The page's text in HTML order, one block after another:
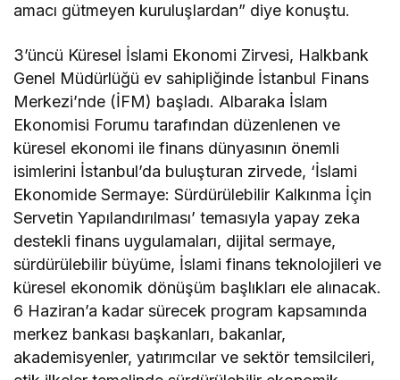
amacı gütmeyen kuruluşlardan” diye konuştu.
3’üncü Küresel İslami Ekonomi Zirvesi, Halkbank
Genel Müdürlüğü ev sahipliğinde İstanbul Finans
Merkezi’nde (İFM) başladı. Albaraka İslam
Ekonomisi Forumu tarafından düzenlenen ve
küresel ekonomi ile finans dünyasının önemli
isimlerini İstanbul’da buluşturan zirvede, ‘İslami
Ekonomide Sermaye: Sürdürülebilir Kalkınma İçin
Servetin Yapılandırılması’ temasıyla yapay zeka
destekli finans uygulamaları, dijital sermaye,
sürdürülebilir büyüme, İslami finans teknolojileri ve
küresel ekonomik dönüşüm başlıkları ele alınacak.
6 Haziran’a kadar sürecek program kapsamında
merkez bankası başkanları, bakanlar,
akademisyenler, yatırımcılar ve sektör temsilcileri,